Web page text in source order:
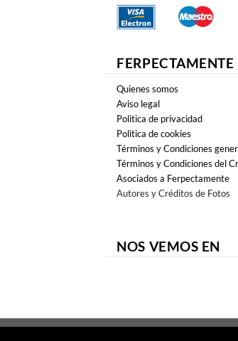
FERPECTAMENTE
Quienes somos
Aviso legal
Politica de privacidad
Politica de cookies
Términos y Condiciones
Términos y Condiciones del
Asociados a Ferpectamente
Autores y Créditos de Fotos
NOS VEMOS EN